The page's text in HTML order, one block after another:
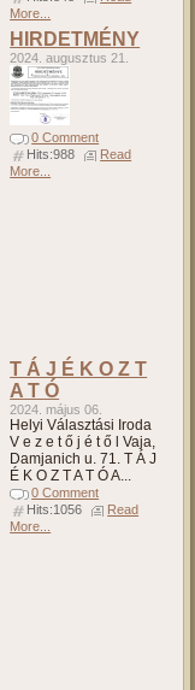
More...
HIRDETMÉNY
2024. augusztus 21.
0 Comment
Hits:988
Read
More...
T Á J É K O Z T
A T Ó
2024. május 06.
Helyi Választási Iroda
V e z e t ő j é t ő l Vaja,
Damjanich u. 71. T Á J
É K O Z T A T Ó A...
0 Comment
Hits:1056
Read
More...